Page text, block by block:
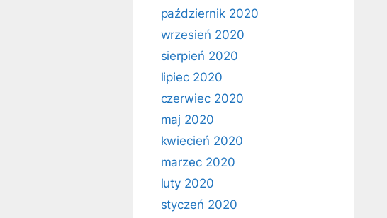
październik 2020
wrzesień 2020
sierpień 2020
lipiec 2020
czerwiec 2020
maj 2020
kwiecień 2020
marzec 2020
luty 2020
styczeń 2020